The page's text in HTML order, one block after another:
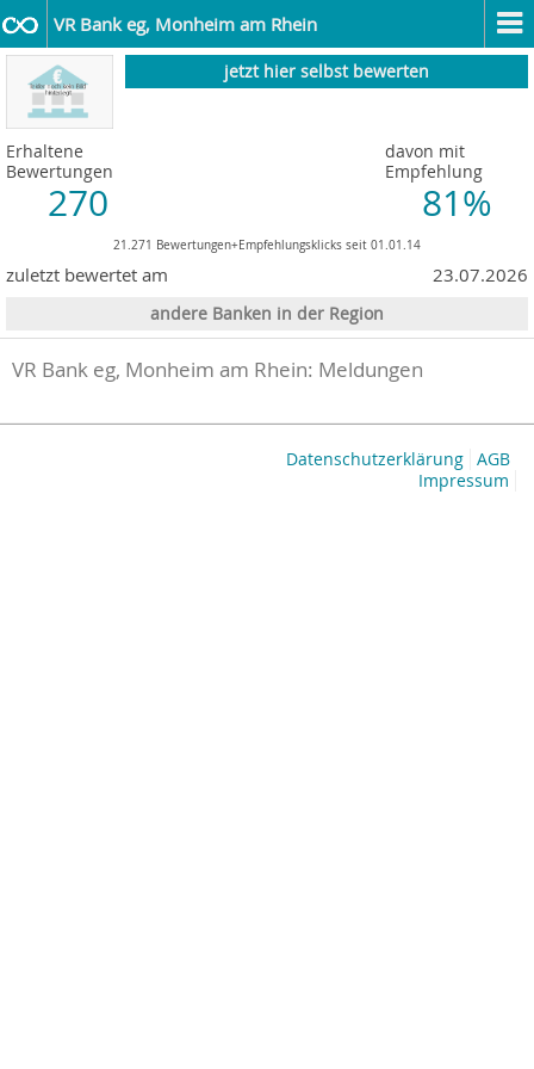
VR Bank eg, Monheim am Rhein
jetzt hier selbst bewerten
Erhaltene
Bewertungen
270
davon mit
Empfehlung
81%
21.271 Bewertungen+Empfehlungsklicks seit 01.01.14
zuletzt bewertet am 23.07.2026
andere Banken in der Region
VR Bank eg, Monheim am Rhein: Meldungen
AGB
Datenschutzerklärung
Impressum